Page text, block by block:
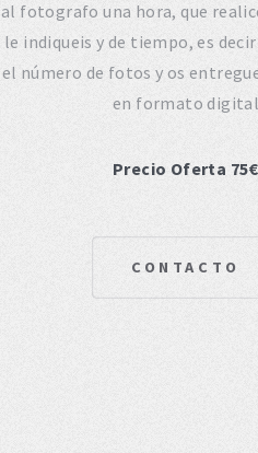
al fotografo una hora, que
le indiqueis y de tiempo, es
el número de fotos y os
en formato digital
Precio Oferta 75€
CONTACTO